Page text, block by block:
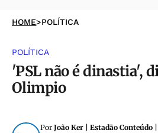
HOME>POLÍTICA
POLÍTICA
'PSL não é dinastia',
Olimpio
Por João Ker | Estadão Conteúdo